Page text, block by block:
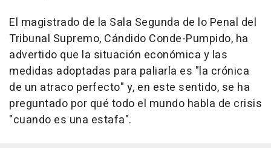
El magistrado de la Sala Segunda de lo Penal del
Tribunal Supremo, Cándido Conde-Pumpido, ha
advertido que la situación económica y las
medidas adoptadas para paliarla es "la crónica
de un atraco perfecto" y, en este sentido, se ha
preguntado por qué todo el mundo habla de crisis
"cuando es una estafa".